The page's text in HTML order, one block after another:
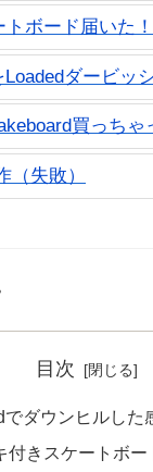
ボード届いた
ダービッ
買っち
失敗）
目次
でダウンヒルした
付きスケートボー